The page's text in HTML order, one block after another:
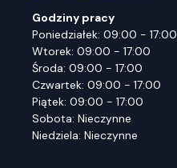
Godziny pracy
Poniedziałek: 09:00 - 17:00
Wtorek: 09:00 - 17:00
Środa: 09:00 - 17:00
Czwartek: 09:00 - 17:00
Piątek: 09:00 - 17:00
Sobota: Nieczynne
Niedziela: Nieczynne